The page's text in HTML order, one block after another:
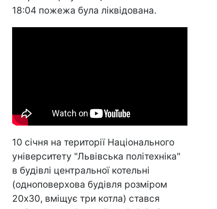
18:04 пожежа була ліквідована.
10 січня на території Національного
університету "Львівська політехніка"
в будівлі центральної котельні
(одноповерхова будівля розміром
20х30, вміщує три котла) стався